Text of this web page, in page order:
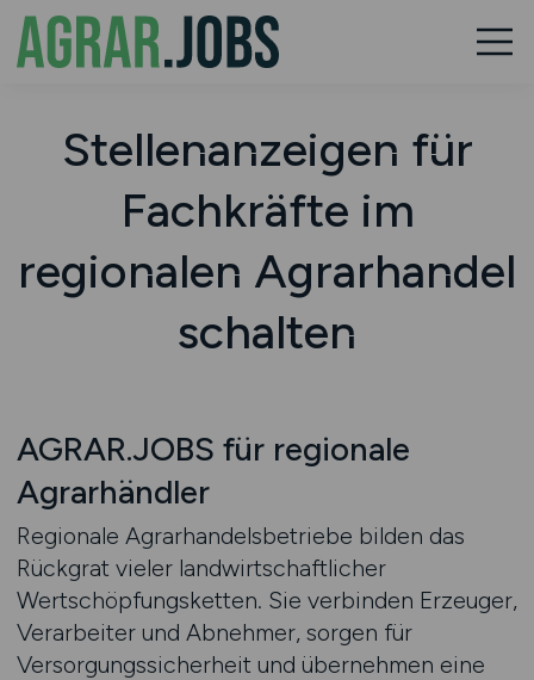
Stellenanzeigen für
Fachkräfte im
regionalen Agrarhandel
schalten
AGRAR.JOBS für regionale
Agrarhändler
Regionale Agrarhandelsbetriebe bilden das
Rückgrat vieler landwirtschaftlicher
Wertschöpfungsketten. Sie verbinden Erzeuger,
Verarbeiter und Abnehmer, sorgen für
Versorgungssicherheit und übernehmen eine